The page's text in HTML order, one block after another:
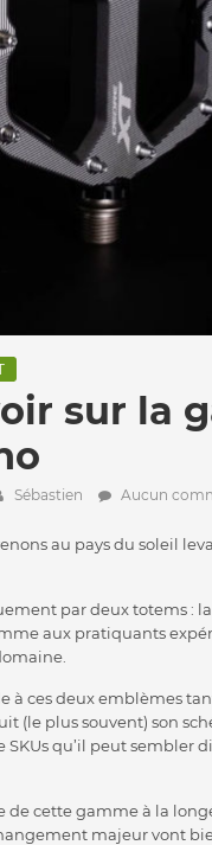
sur la
Sébastien Aucun
au pays du soleil
par deux totems :
aux pratiquants
ces deux emblèmes
(le plus souvent) son
qu’il peut sembler
de cette gamme à la
majeur vont